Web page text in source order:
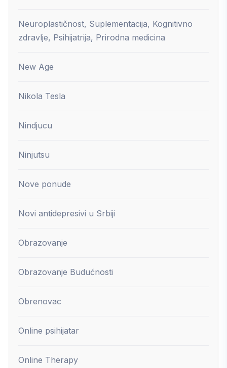
Neuroplastičnost, Suplementacija, Kognitivno
zdravlje, Psihijatrija, Prirodna medicina
New Age
Nikola Tesla
Nindjucu
Ninjutsu
Nove ponude
Novi antidepresivi u Srbiji
Obrazovanje
Obrazovanje Budućnosti
Obrenovac
Online psihijatar
Online Therapy